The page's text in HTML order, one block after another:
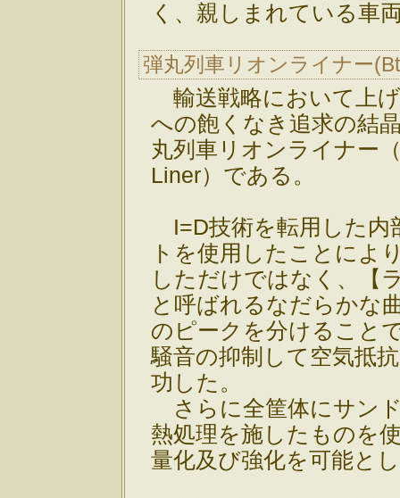
く、親しまれている車
弾丸列車リオンライナー
輸送戦略において上
への飽くなき追求の結
丸列車リオンライナー
Liner）である。
I=D技術を転用した内
トを使用したことによ
しただけではなく、【
と呼ばれるなだらかな
のピークを分けること
騒音の抑制して空気抵
功した。
さらに全筐体にサン
熱処理を施したものを
量化及び強化を可能と